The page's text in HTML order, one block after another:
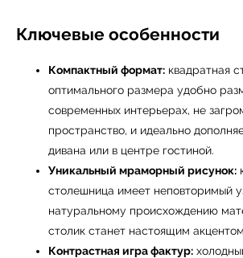
Ключевые особенности
Компактный формат: квадратная
оптимального размера удобно
современных интерьерах, не
пространство, и идеально
дивана или в центре гостиной.
Уникальный мраморный рисунок:
столешница имеет неповторимый
натуральному происхождению
столик станет настоящим
Контрастная игра фактур: